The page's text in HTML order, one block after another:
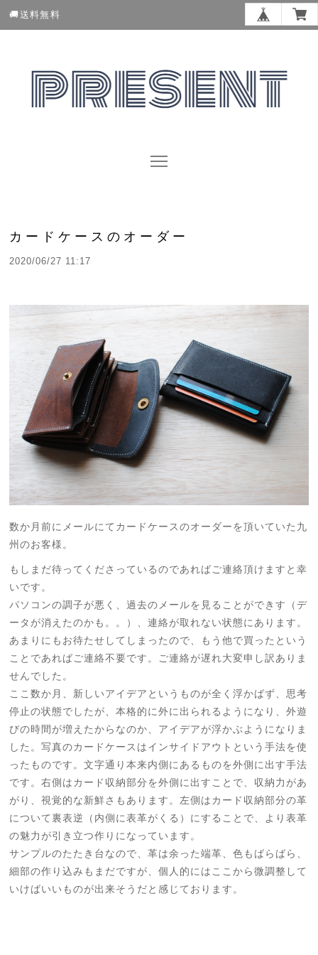
🚚送料無料
カードケースのオーダー
2020/06/27 11:17
数か月前にメールにてカードケースのオーダーを頂いていた九
州のお客様。
もしまだ待ってくださっているのであればご連絡頂けますと幸
いです。
パソコンの調子が悪く、過去のメールを見ることができす（デ
ータが消えたのかも。。）、連絡が取れない状態にあります。
あまりにもお待たせしてしまったので、もう他で買ったという
ことであればご連絡不要です。ご連絡が遅れ大変申し訳ありま
せんでした。
ここ数か月、新しいアイデアというものが全く浮かばず、思考
停止の状態でしたが、本格的に外に出られるようになり、外遊
びの時間が増えたからなのか、アイデアが浮かぶようになりま
した。写真のカードケースはインサイドアウトという手法を使
ったものです。文字通り本来内側にあるものを外側に出す手法
です。右側はカード収納部分を外側に出すことで、収納力があ
がり、視覚的な新鮮さもあります。左側はカード収納部分の革
について裏表逆（内側に表革がくる）にすることで、より表革
の魅力が引き立つ作りになっています。
サンプルのたたき台なので、革は余った端革、色もばらばら、
細部の作り込みもまだですが、個人的にはここから微調整して
いけばいいものが出来そうだと感じております。